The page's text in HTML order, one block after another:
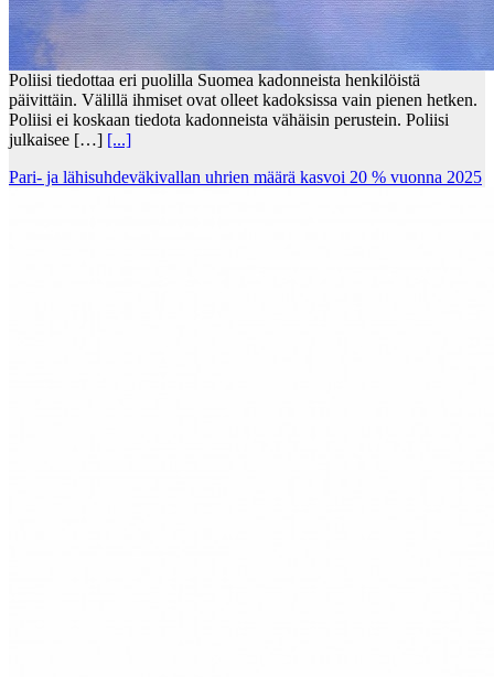
Poliisi tiedottaa eri puolilla Suomea kadonneista henkilöistä
päivittäin. Välillä ihmiset ovat olleet kadoksissa vain pienen hetken.
Poliisi ei koskaan tiedota kadonneista vähäisin perustein. Poliisi
julkaisee […] [...]
Pari- ja lähisuhdeväkivallan uhrien määrä kasvoi 20 % vuonna 2025